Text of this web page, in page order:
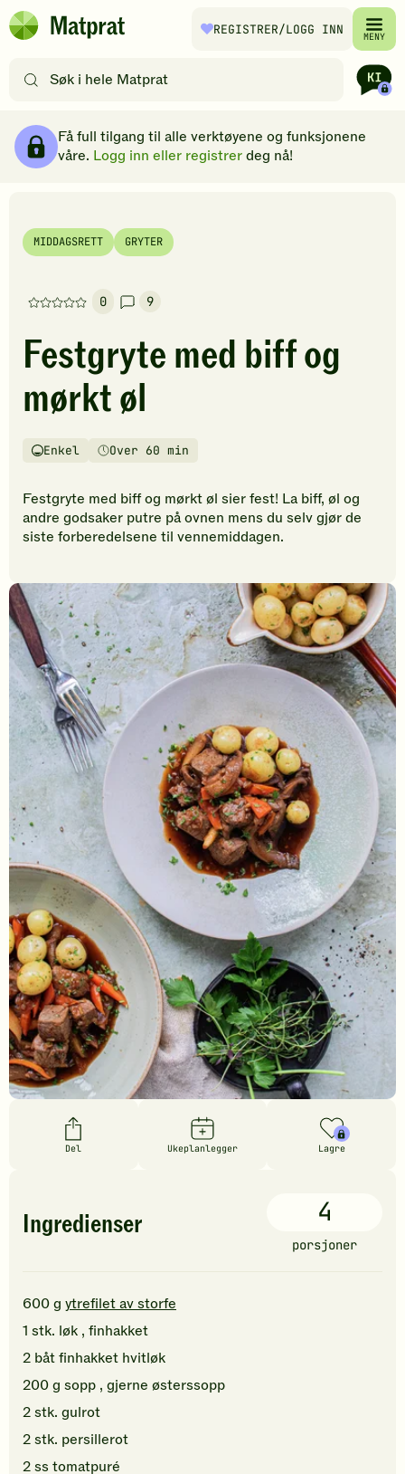
Hopp til hovedinnhold
Matprat
REGISTRER/LOGG INN MENY
etter
filtre
Få full tilgang til alle verktøyene og funksjonene
våre. Logg inn eller registrerdeg nå!
MIDDAGSRETT GRYTER
0
Denne
har
foreløpig
ingen
vurderinger.
den
til
å
vurdere
9
Festgryte med biff og
mørkt øl
Vanskelighetsgrad
Enkel
TilberedningstidOver 60 min
Festgryte med biff og mørkt øl sier fest! La biff, øl og
andre godsaker putre på ovnen mens du selv gjør de
siste forberedelsene til vennemiddagen.
Del Ukeplanlegger Lagre
Ingredienser 4
porsjoner
600g ytrefilet av storfe
1 stk. løk , finhakket
2 båtfinhakket hvitløk
200g sopp , gjerne østerssopp
2stk. gulrot
2stk. persillerot
2ss tomatpuré